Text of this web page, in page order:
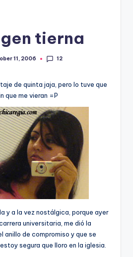
tierna
11, 2006 12
de quinta jaja, pero lo tuve que
que me vieran =P
y a la vez nostálgica, porque ayer
universitaria, me dió la
anillo de compromiso y que se
segura que lloro en la iglesia.